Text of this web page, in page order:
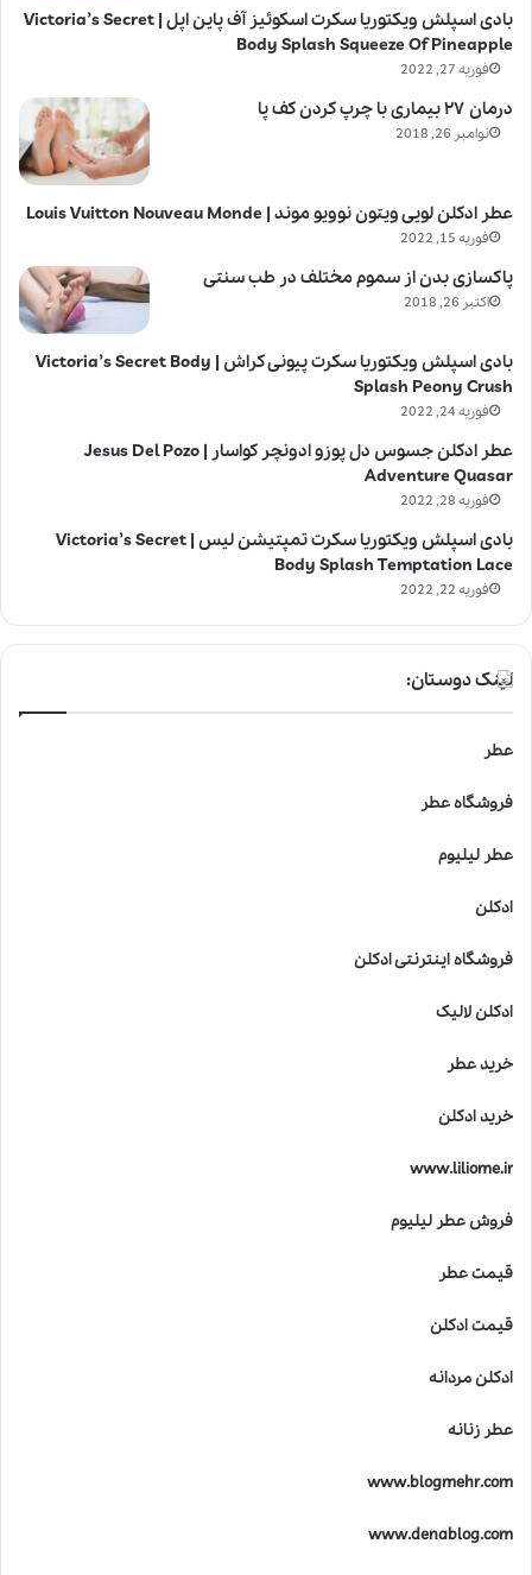
بادی اسپلش ویکتوریا سکرت اسکوئیز آف پاین اپل | Victoria’s Secret
Body Splash Squeeze Of Pineapple
فوریه 27, 2022
درمان ۲۷ بیماری با چرپ کردن کف پا
نوامبر 26, 2018
عطر ادکلن لویی ویتون نوویو موند | Louis Vuitton Nouveau Monde
فوریه 15, 2022
پاکسازی بدن از سموم مختلف در طب سنتی
اکتبر 26, 2018
بادی اسپلش ویکتوریا سکرت پیونی کراش | Victoria’s Secret Body
Splash Peony Crush
فوریه 24, 2022
عطر ادکلن جسوس دل پوزو ادونچر کواسار | Jesus Del Pozo
Adventure Quasar
فوریه 28, 2022
بادی اسپلش ویکتوریا سکرت تمپتیشن لیس | Victoria’s Secret
Body Splash Temptation Lace
فوریه 22, 2022
لینک دوستان:
عطر
فروشگاه عطر
عطر لیلیوم
ادکلن
فروشگاه اینترنتی ادکلن
ادکلن لالیک
خرید عطر
خرید ادکلن
www.liliome.ir
فروش عطر لیلیوم
قیمت عطر
قیمت ادکلن
ادکلن مردانه
عطر زنانه
www.blogmehr.com
www.denablog.com